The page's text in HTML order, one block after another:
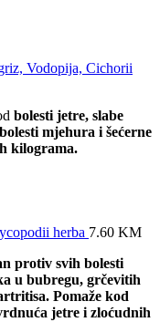
Vodopija, Cichorii
bolesti jetre, slabe
mjehura i šećerne
kilograma.
herba 7.60 KM
protiv svih bolesti
u bubregu, grčevitih
Pomaže kod
jetre i zloćudnih